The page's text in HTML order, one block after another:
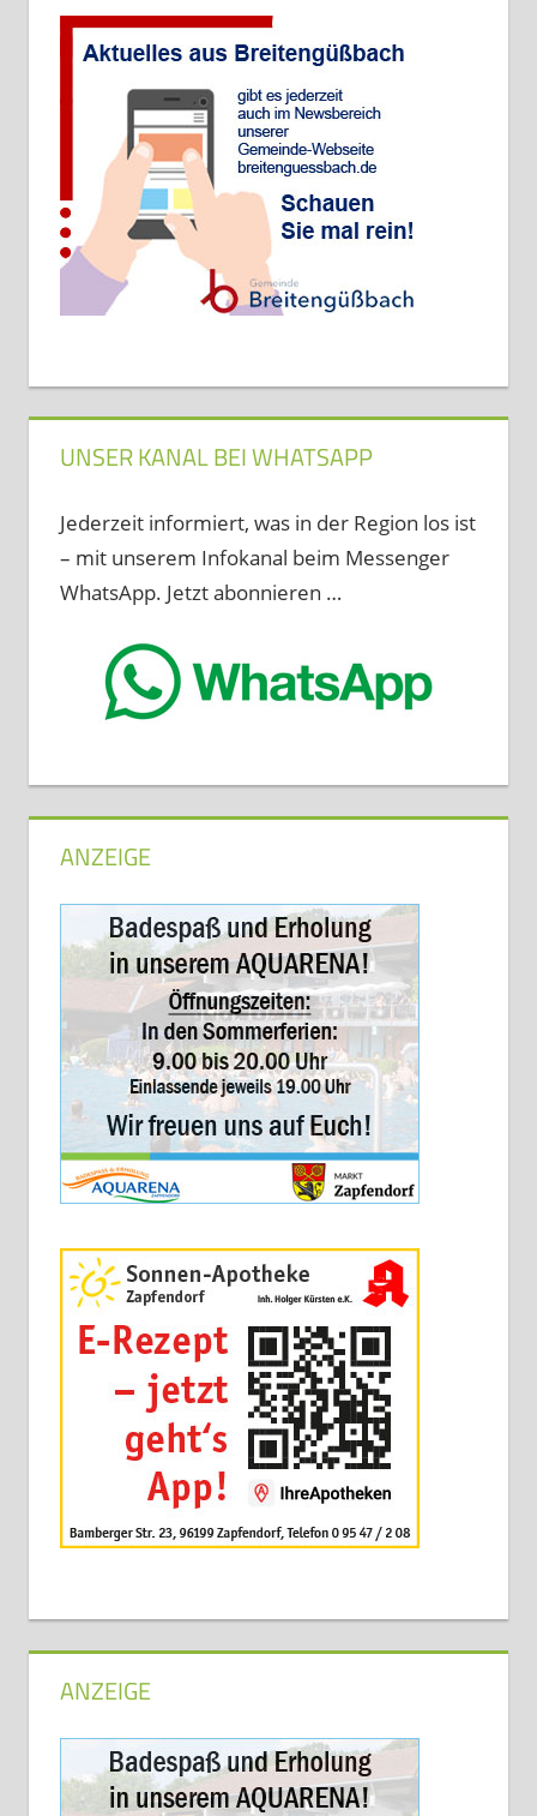
UNSER KANAL BEI WHATSAPP
Jederzeit informiert, was in der Region los ist
– mit unserem Infokanal beim Messenger
WhatsApp. Jetzt abonnieren …
ANZEIGE
ANZEIGE